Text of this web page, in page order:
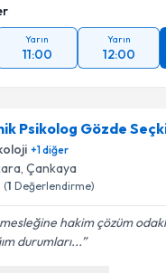
Yarın
11:00
Yarın
12:00
Psikolog Gözde
+1diğer
, Çankaya
(1 Değerlendirme)
hakim çözüm
durumları...